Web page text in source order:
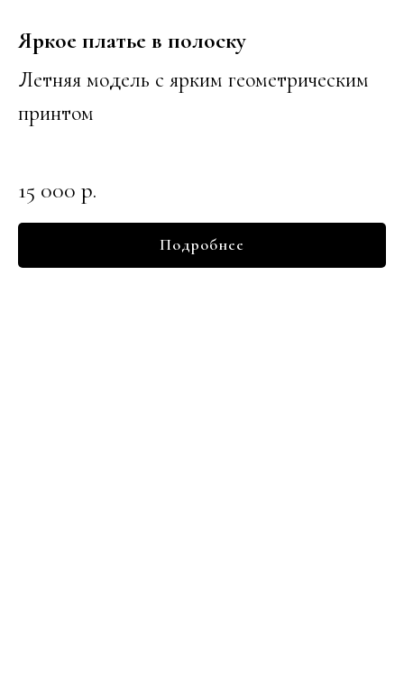
Яркое платье в полоску
Летняя модель с ярким геометрическим
принтом
15 000 р.
Подробнее